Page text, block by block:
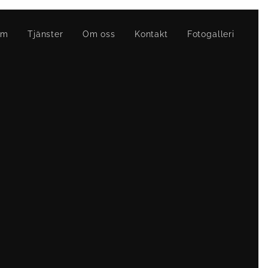
Tjänster Om oss Kontakt Fotogalleri